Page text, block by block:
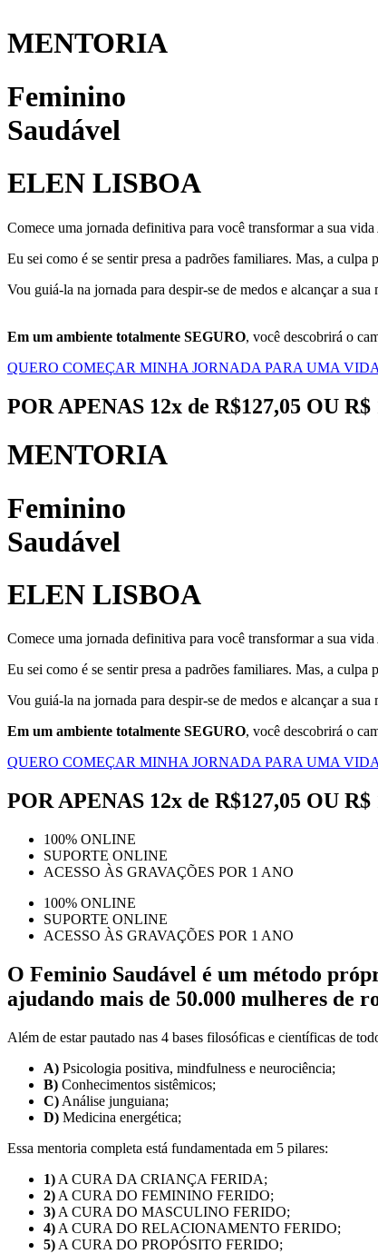
MENTORIA
Feminino
Saudável
ELEN LISBOA
Comece uma jornada definitiva para você transformar a sua vida
Eu sei como é se sentir presa a padrões familiares. Mas, a culpa
Vou guiá-la na jornada para despir-se de medos e alcançar a
Em um ambiente totalmente SEGURO, você descobrirá o
QUERO COMEÇAR MINHA JORNADA PARA UMA
POR APENAS 12x de R$127,05 OU
MENTORIA
Feminino
Saudável
ELEN LISBOA
Comece uma jornada definitiva para você transformar a sua vida
Eu sei como é se sentir presa a padrões familiares. Mas, a culpa
Vou guiá-la na jornada para despir-se de medos e alcançar a
Em um ambiente totalmente SEGURO, você descobrirá o
QUERO COMEÇAR MINHA JORNADA PARA UMA
POR APENAS 12x de R$127,05 OU
100% ONLINE
SUPORTE ONLINE
ACESSO ÀS GRAVAÇÕES POR 1 ANO
100% ONLINE
SUPORTE ONLINE
ACESSO ÀS GRAVAÇÕES POR 1 ANO
O Feminio Saudável é um método
ajudando mais de 50.000 mulheres de
Além de estar pautado nas 4 bases filosóficas e científicas de
A) Psicologia positiva, mindfulness e neurociência;
B) Conhecimentos sistêmicos;
C) Análise junguiana;
D) Medicina energética;
Essa mentoria completa está fundamentada em 5 pilares:
1) A CURA DA CRIANÇA FERIDA;
2) A CURA DO FEMININO FERIDO;
3) A CURA DO MASCULINO FERIDO;
4) A CURA DO RELACIONAMENTO FERIDO;
5) A CURA DO PROPÓSITO FERIDO;